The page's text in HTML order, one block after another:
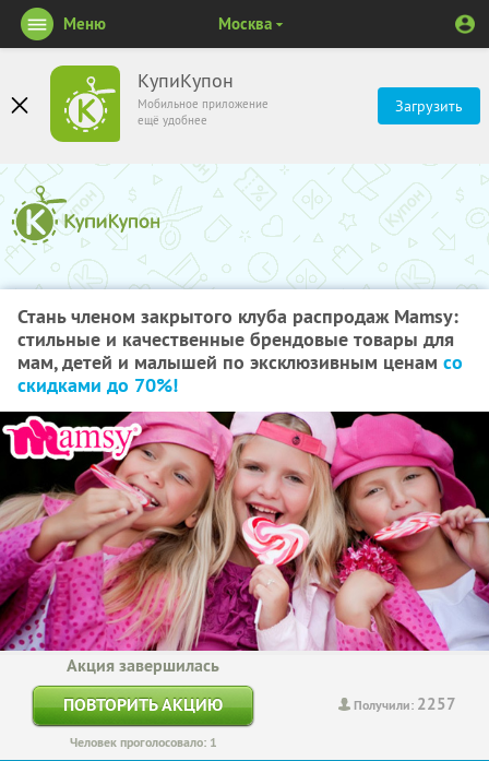
КупиКупон
Мобильное приложение
ещё удобнее
Загрузить
Меню Москва
Стань членом закрытого клуба распродаж Mamsy:
стильные и качественные брендовые товары для
мам, детей и малышей по эксклюзивным ценам со
скидками до 70%!
Получили: 2257
Акция завершилась
ПОВТОРИТЬ АКЦИЮ
Человек проголосовало: 1